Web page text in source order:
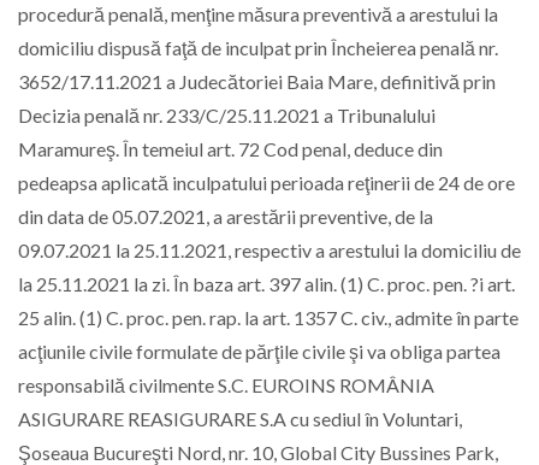
procedură penală, menţine măsura preventivă a arestului la
domiciliu dispusă faţă de inculpat prin Încheierea penală nr.
3652/17.11.2021 a Judecătoriei Baia Mare, definitivă prin
Decizia penală nr. 233/C/25.11.2021 a Tribunalului
Maramureş. În temeiul art. 72 Cod penal, deduce din
pedeapsa aplicată inculpatului perioada reţinerii de 24 de ore
din data de 05.07.2021, a arestării preventive, de la
09.07.2021 la 25.11.2021, respectiv a arestului la domiciliu de
la 25.11.2021 la zi. În baza art. 397 alin. (1) C. proc. pen. ?i art.
25 alin. (1) C. proc. pen. rap. la art. 1357 C. civ., admite în parte
acţiunile civile formulate de părţile civile şi va obliga partea
responsabilă civilmente S.C. EUROINS ROMÂNIA
ASIGURARE REASIGURARE S.A cu sediul în Voluntari,
Şoseaua Bucureşti Nord, nr. 10, Global City Bussines Park,